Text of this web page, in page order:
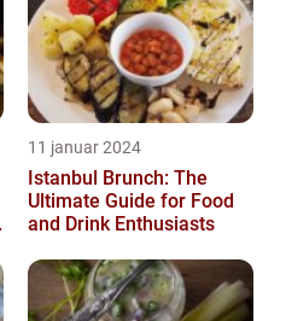
11 januar 2024
Istanbul Brunch: The
Ultimate Guide for Food
and Drink Enthusiasts